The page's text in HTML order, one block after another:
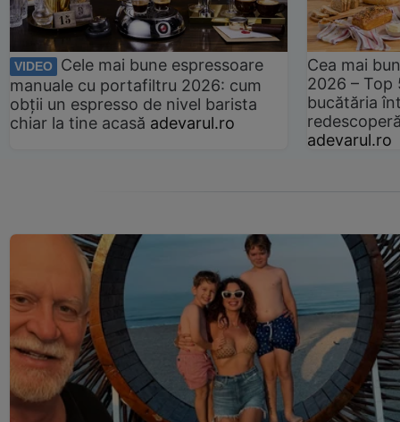
VIDEO
Cele mai bune espressoare
manuale cu portafiltru 2026: cum
obții un espresso de nivel barista
chiar la tine acasă adevarul.ro
Cea mai
2026 –
bucătăria
adevarul.ro